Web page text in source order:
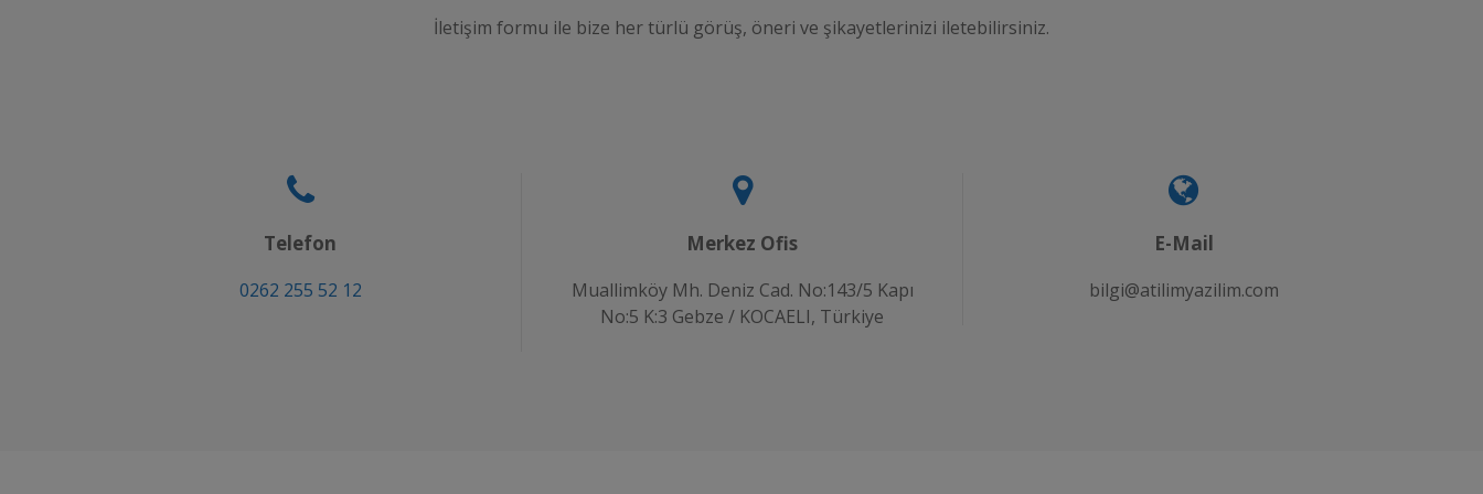
İletişim formu ile bize her türlü görüş, öneri ve şikayetlerinizi iletebilirsiniz.
Telefon
0262 255 52 12
Merkez Ofis
Muallimköy Mh. Deniz Cad. No:143/5 Kapı
No:5 K:3 Gebze / KOCAELI, Türkiye
E-Mail
bilgi@atilimyazilim.com